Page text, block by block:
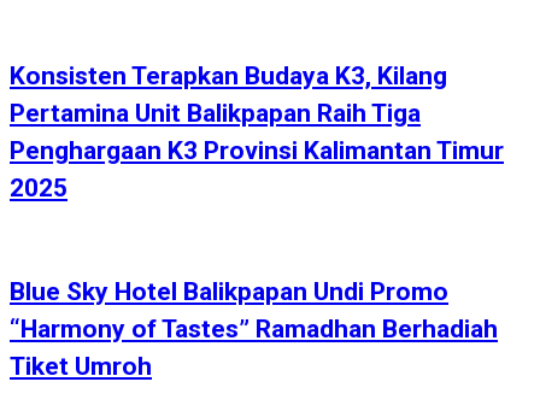
Konsisten Terapkan Budaya K3, Kilang
Pertamina Unit Balikpapan Raih Tiga
Penghargaan K3 Provinsi Kalimantan Timur
2025
Blue Sky Hotel Balikpapan Undi Promo
“Harmony of Tastes” Ramadhan Berhadiah
Tiket Umroh